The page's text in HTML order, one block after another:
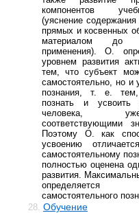
компонентов
(уяснение содержания
прямых и косвенных
материалом до
применения). О.
уровнем развития
тем, что субъект
самостоятельно, но и
познания, т. е.
познать и
человека,
соответствующими
Поэтому О. как
усвоению
самостоятельному
полностью оценена
развития.
определяется
самостоятельного
28. Обучение